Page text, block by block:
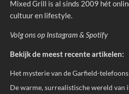
Mixed Grill is al sinds 2009 hét
cultuur en lifestyle.
Volg ons op Instagram & Spotify
Bekijk de meest recente artikelen:
Het mysterie van de Garfield-
De warme, surrealistische wereld